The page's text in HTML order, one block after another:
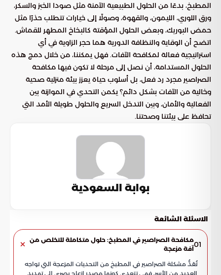
المطبخ، بدءًا من الحلول الطبيعية الآمنة مثل صودا الخبز والسكر،
ورق اللوري، الليمون، والقهوة، وصولًا إلى خيارات تتطلب حذرًا مثل
حمض البوريك، وبعض الحلول المؤقتة كالبخاخ المطهر للقماش.
اتضح أن الوقاية والنظافة الدورية هما حجر الزاوية في أي
استراتيجية فعالة لمكافحة الآفات. فهل يمكننا، من خلال دمج هذه
الحلول المستدامة، أن نصل إلى مرحلة لا تكون فيها مكافحة
الصراصير مجرد رد فعل، بل أسلوب حياة يعزز بيئة منزلية صحية
وخالية من الآفات بشكل دائم؟ يكمن التحدي في الموازنة بين
الفعالية والأمان، وبين التدخل السريع والحلول طويلة الأمد التي
تحافظ على بيئتنا وصحتنا.
بوابة السعودية
الاسئلة الشائعة
01مكافحة الصراصير في المطبخ: حلول متكاملة للتخلص من
آفة مزعجة
تُعَدُّ مشكلة الصراصير في المطبخ من التحديات المزعجة التي تواجه
العديد من الأسر، فهي تتعدى كونها مصدر إزعاج بصري إلى تهديد